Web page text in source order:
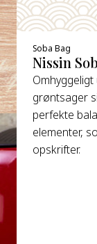
Soba Bag
Nissin
grøntsager
perfekte
elementer,
opskrifter.